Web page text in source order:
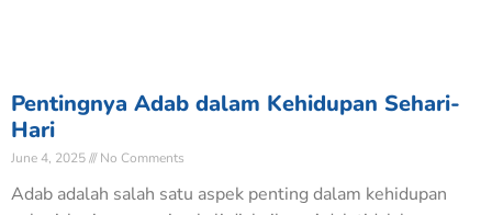
Pentingnya Adab dalam Kehidupan Sehari-
Hari
June 4, 2025 No Comments
Adab adalah salah satu aspek penting dalam kehidupan